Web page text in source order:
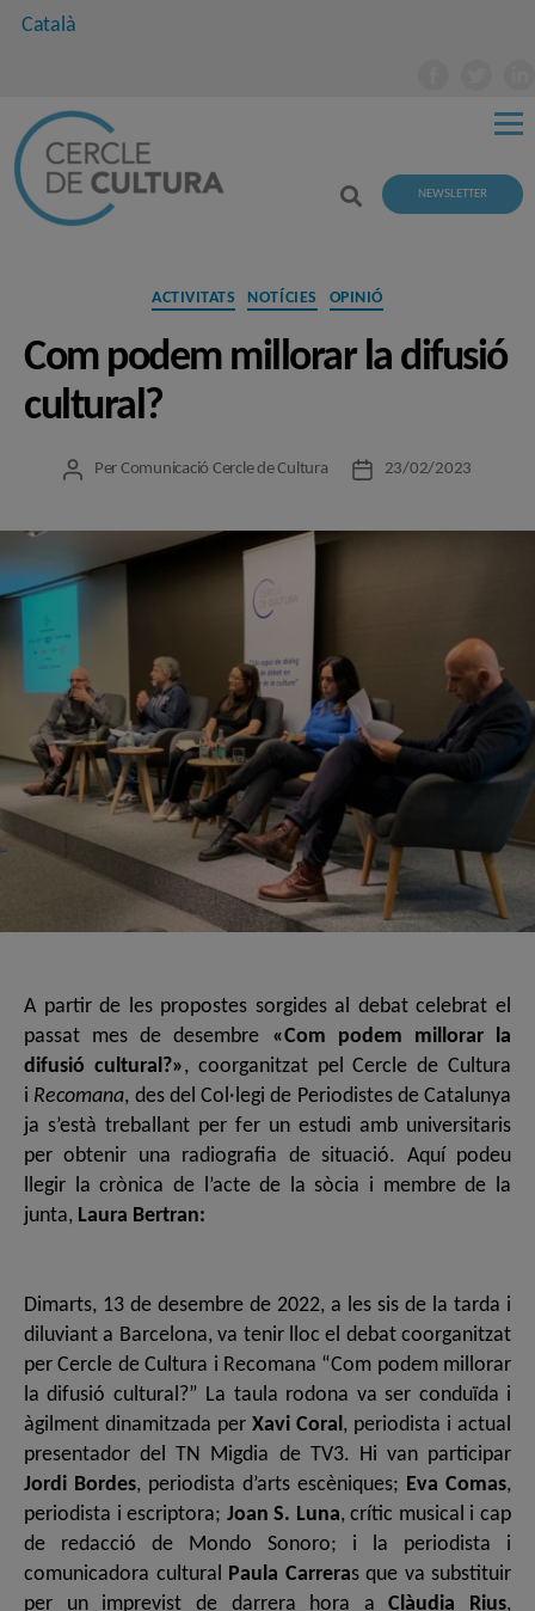
Català
NEWSLETTER
Categories
ACTIVITATS NOTÍCIES OPINIÓ
Com podem millorar la difusió
cultural?
Autor
Per Comunicació Cercle de Cultura
Data23/02/2023
A partir de les propostes sorgides al debat celebrat el
passat mes de desembre «Com podem millorar la
difusió cultural?», coorganitzat pel Cercle de Cultura
i Recomana, des del Col·legi de Periodistes de Catalunya
ja s’està treballant per fer un estudi amb universitaris
per obtenir una radiografia de situació. Aquí podeu
llegir la crònica de l’acte de la sòcia i membre de la
junta, Laura Bertran:
Dimarts, 13 de desembre de 2022, a les sis de la tarda i
diluviant a Barcelona, va tenir lloc el debat coorganitzat
per Cercle de Cultura i Recomana “Com podem millorar
la difusió cultural?” La taula rodona va ser conduïda i
àgilment dinamitzada per Xavi Coral , periodista i actual
presentador del TN Migdia de TV3. Hi van participar
Jordi Bordes, periodista d’arts escèniques; Eva Comas,
periodista i escriptora; Joan S. Luna, crític musical i cap
de redacció de Mondo Sonoro; i la periodista i
comunicadora cultural
Paula Carreras que va substituir
per un imprevist de darrera hora aClàudia Rius,